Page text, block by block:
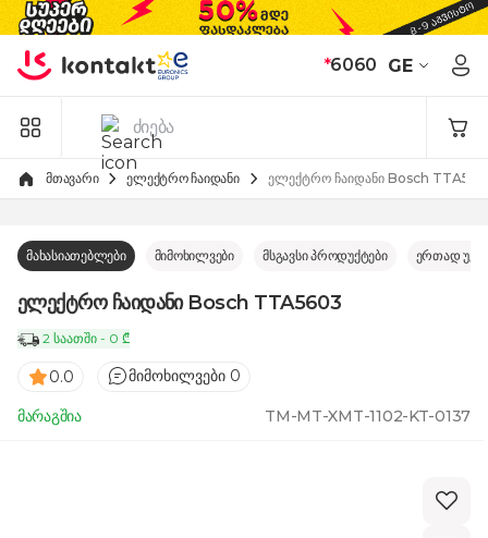
Skip to Content
*6060 GE
მთავარი ელექტრო ჩაიდანი ელექტრო ჩაიდანი Bosch
მახასიათებლები მიმოხილვები მსგავსი პროდუქტები ერთად
ელექტრო ჩაიდანი Bosch TTA5603
2 საათში - 0 ₾
0.0 მიმოხილვები 0
მარაგშია TM-MT-XMT-1102-KT-0137